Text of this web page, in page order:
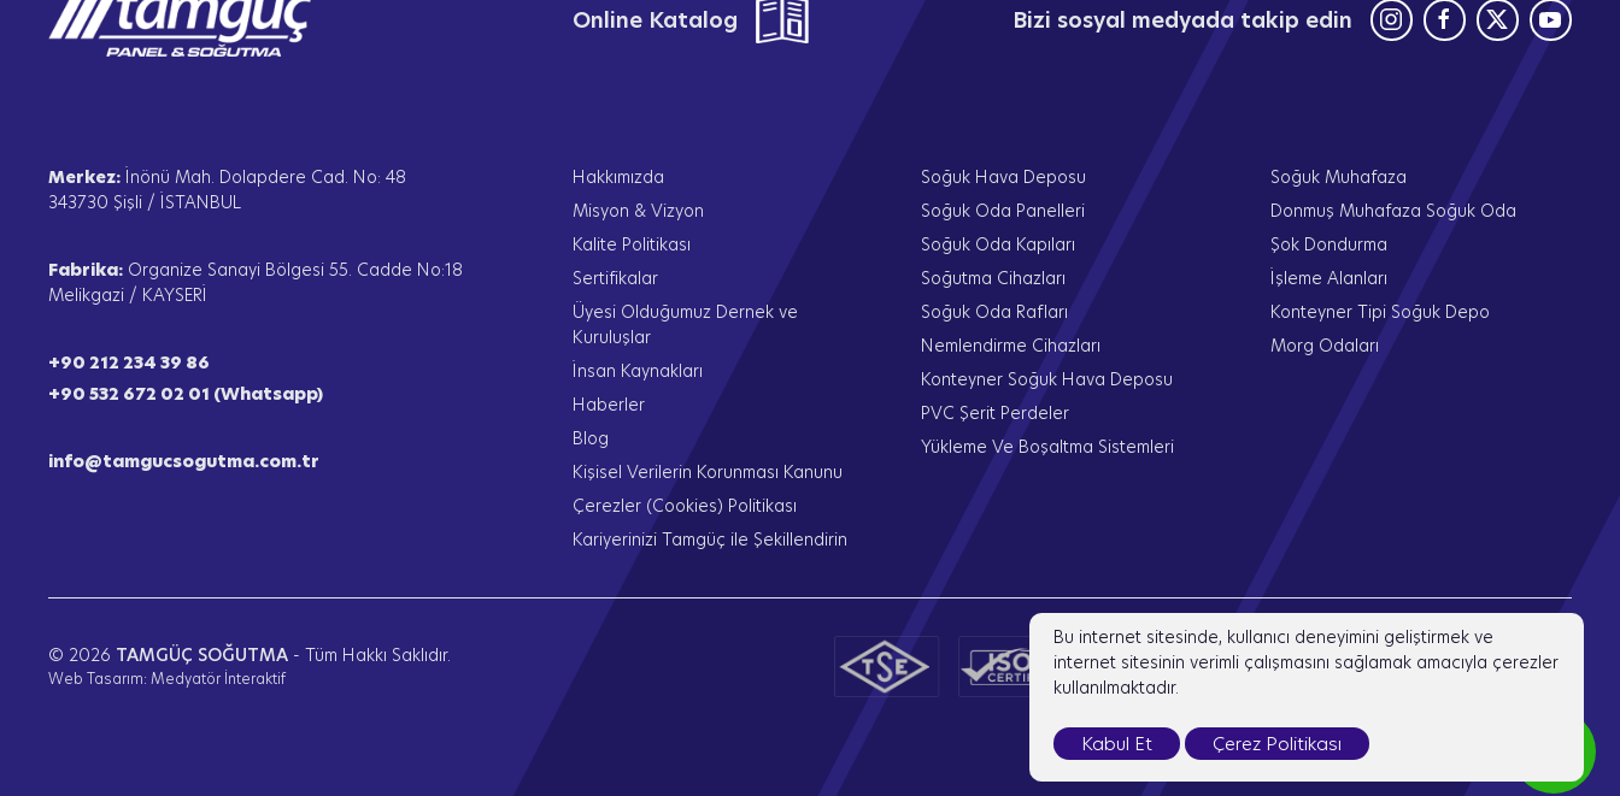
Online Katalog Bizi sosyal medyada takip edin
Merkez: İnönü Mah. Dolapdere Cad. No: 48
343730 Şişli / İSTANBUL
Fabrika: Organize Sanayi Bölgesi 55. Cadde No:18
Melikgazi / KAYSERİ
+90 212 234 39 86
+90 532 672 02 01 (Whatsapp)
info@tamgucsogutma.com.tr
Hakkımızda
Misyon & Vizyon
Kalite Politikası
Sertifikalar
Üyesi Olduğumuz Dernek ve
Kuruluşlar
İnsan Kaynakları
Haberler
Blog
Kişisel Verilerin Korunması Kanunu
Çerezler (Cookies) Politikası
Kariyerinizi Tamgüç ile Şekillendirin
Soğuk Hava Deposu
Soğuk Oda Panelleri
Soğuk Oda Kapıları
Soğutma Cihazları
Soğuk Oda Rafları
Nemlendirme Cihazları
Konteyner Soğuk Hava Deposu
PVC Şerit Perdeler
Yükleme Ve Boşaltma Sistemleri
Soğuk Muhafaza
Donmuş Muhafaza Soğuk Oda
Şok Dondurma
İşleme Alanları
Konteyner Tipi Soğuk Depo
Morg Odaları
© 2026 TAMGÜÇ SOĞUTMA - Tüm Hakkı Saklıdır.
Web Tasarım: Medyatör İnteraktif
Bu internet sitesinde, kullanıcı deneyimini geliştirmek ve
internet sitesinin verimli çalışmasını sağlamak amacıyla çerezler
kullanılmaktadır.
Kabul Et Çerez Politikası